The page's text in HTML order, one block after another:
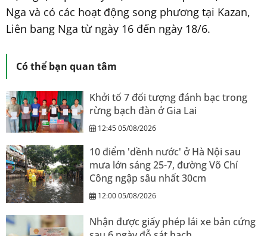
Nga và có các hoạt động song phương tại Kazan,
Liên bang Nga từ ngày 16 đến ngày 18/6.
Có thể bạn quan tâm
Khởi tố 7 đối tượng đánh bạc trong
rừng bạch đàn ở Gia Lai
12:45 05/08/2026
10 điểm 'dềnh nước' ở Hà Nội sau
mưa lớn sáng 25-7, đường Võ Chí
Công ngập sâu nhất 30cm
12:00 05/08/2026
Nhận được giấy phép lái xe bản cứng